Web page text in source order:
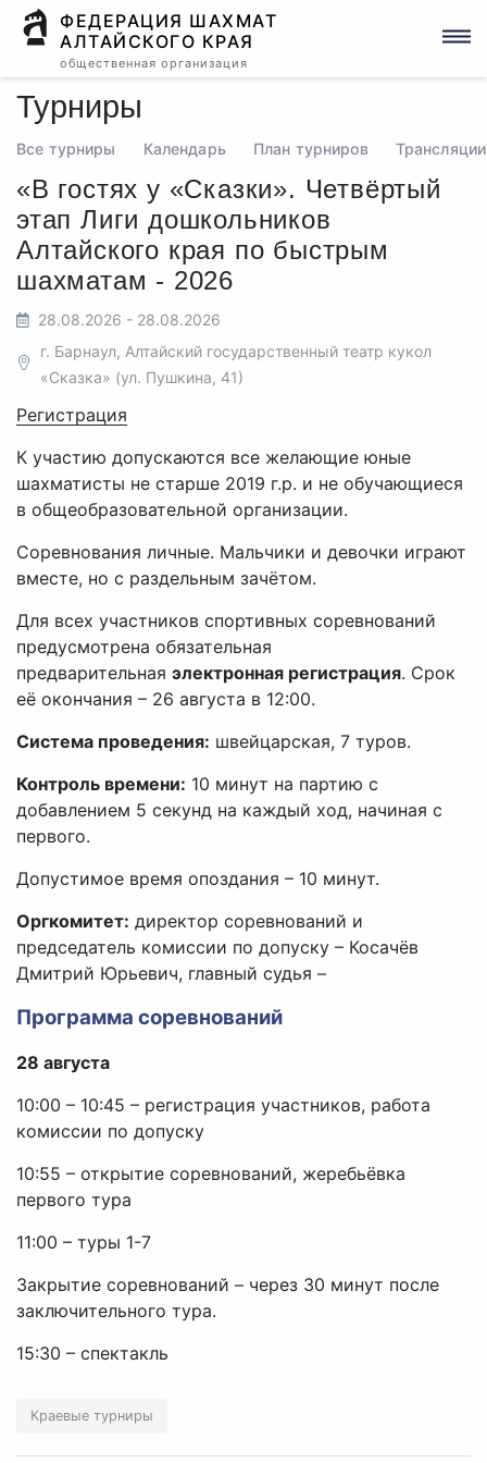
ФЕДЕРАЦИЯ ШАХМАТ
АЛТАЙСКОГО КРАЯ
общественная организация
Турниры
Все турниры Календарь План турниров Трансляции
«В гостях у «Сказки». Четвёртый
этап Лиги дошкольников
Алтайского края по быстрым
шахматам - 2026
28.08.2026 - 28.08.2026
г. Барнаул, Алтайский государственный театр кукол
«Сказка» (ул. Пушкина, 41)
Регистрация
К участию допускаются все желающие юные
шахматисты не старше 2019 г.р. и не обучающиеся
в общеобразовательной организации.
Соревнования личные. Мальчики и девочки играют
вместе, но с раздельным зачётом.
Для всех участников спортивных соревнований
предусмотрена обязательная
предварительная электронная регистрация. Срок
её окончания – 26 августа в 12:00.
Система проведения: швейцарская, 7 туров.
Контроль времени: 10 минут на партию с
добавлением 5 секунд на каждый ход, начиная с
первого.
Допустимое время опоздания – 10 минут.
Оргкомитет: директор соревнований и
председатель комиссии по допуску – Косачёв
Дмитрий Юрьевич, главный судья –
Программа соревнований
28 августа
10:00 – 10:45 – регистрация участников, работа
комиссии по допуску
10:55 – открытие соревнований, жеребьёвка
первого тура
11:00 – туры 1-7
Закрытие соревнований – через 30 минут после
заключительного тура.
15:30 – спектакль
Краевые турниры